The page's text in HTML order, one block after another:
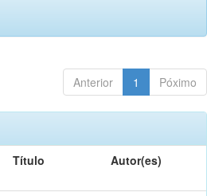
Anterior 1 Póximo
Título Autor(es)